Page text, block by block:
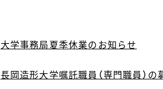
大学事務局夏季休業のお知らせ
長岡造形大学嘱託職員（専門職員）の